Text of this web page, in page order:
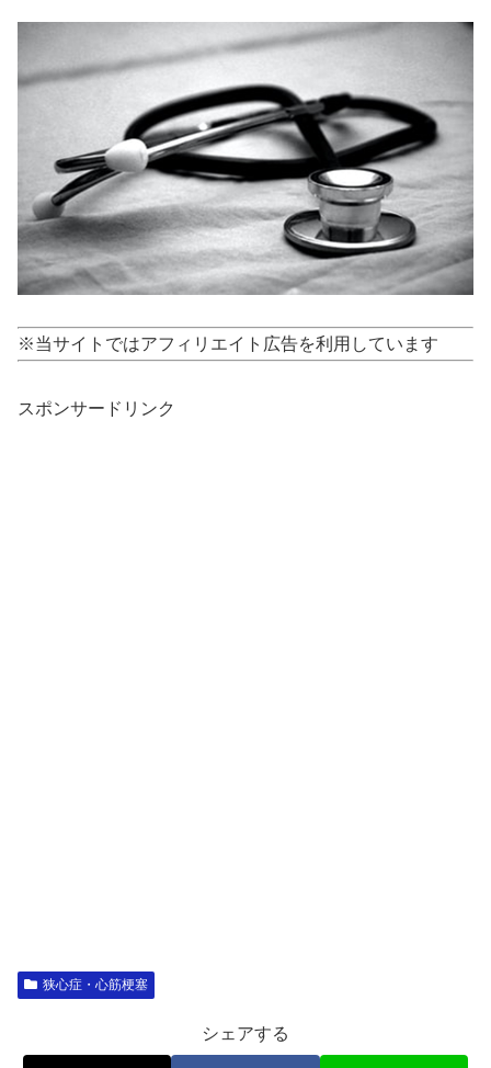
※当サイトではアフィリエイト広告を利用しています
スポンサードリンク
狭心症・心筋梗塞
シェアする